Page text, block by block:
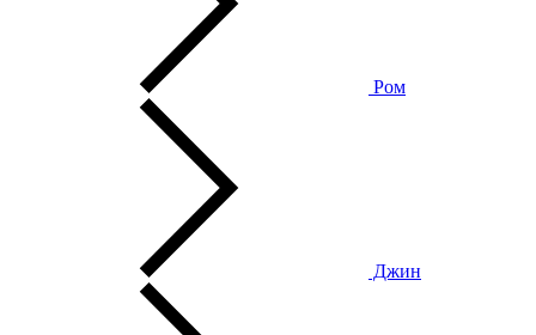
Ром
Джин